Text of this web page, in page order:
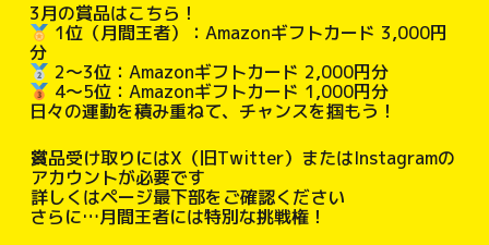
3月の賞品はこちら！
1位（月間王者）：Amazonギフトカード 3,000円
分
2～3位：Amazonギフトカード 2,000円分
4～5位：Amazonギフトカード 1,000円分
日々の運動を積み重ねて、チャンスを掴もう！
※
賞品受け取りにはX（旧Twitter）またはInstagramの
アカウントが必要です
詳しくはページ最下部をご確認ください
さらに…月間王者には特別な挑戦権！